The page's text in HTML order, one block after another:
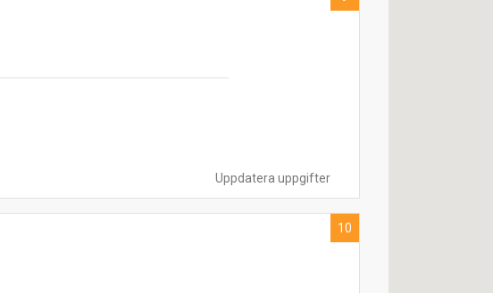
Uppdatera uppgifter
10